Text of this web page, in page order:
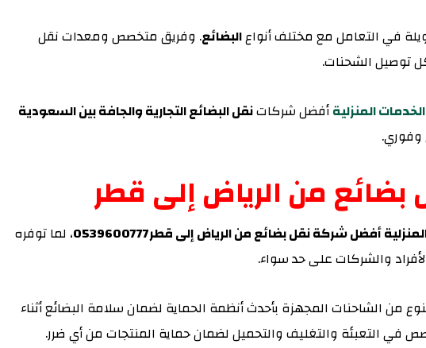
في التعامل مع مختلف أنواعالبضائع. وفريق متخصص ومعدات نقل
توصيل الشحنات.
المنزليةأفضل شركاتنقل البضائع التجارية والجافة بين السعودية
من الرياض إلى قطر
أفضل شركة نقل بضائع من الرياض إلى قطر0539600777
، لما توفره
والشركات على حد سواء.
من الشاحنات المجهزة بأحدث أنظمة الحماية لضمان سلامة البضائع أثناء
في التعبئة والتغليف والتحميل لضمان حماية المنتجات من أي ضرر.